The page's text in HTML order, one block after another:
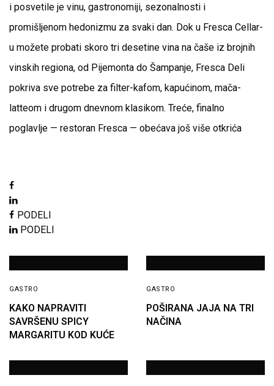
i posvetile je vinu, gastronomiji, sezonalnosti i
promišljenom hedonizmu za svaki dan. Dok u Fresca Cellar-
u možete probati skoro tri desetine vina na čaše iz brojnih
vinskih regiona, od Pijemonta do Šampanje, Fresca Deli
pokriva sve potrebe za filter-kafom, kapućinom, mača-
latteom i drugom dnevnom klasikom. Treće, finalno
poglavlje — restoran Fresca — obećava još više otkrića
PODELI
PODELI
GASTRO
KAKO NAPRAVITI
SAVRŠENU SPICY
MARGARITU KOD KUĆE
GASTRO
POŠIRANA JAJA NA TRI
NAČINA